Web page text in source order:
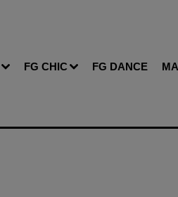
FG CHIC FG DANCE